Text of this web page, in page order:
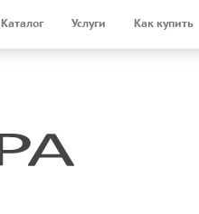
Каталог Услуги Как купить